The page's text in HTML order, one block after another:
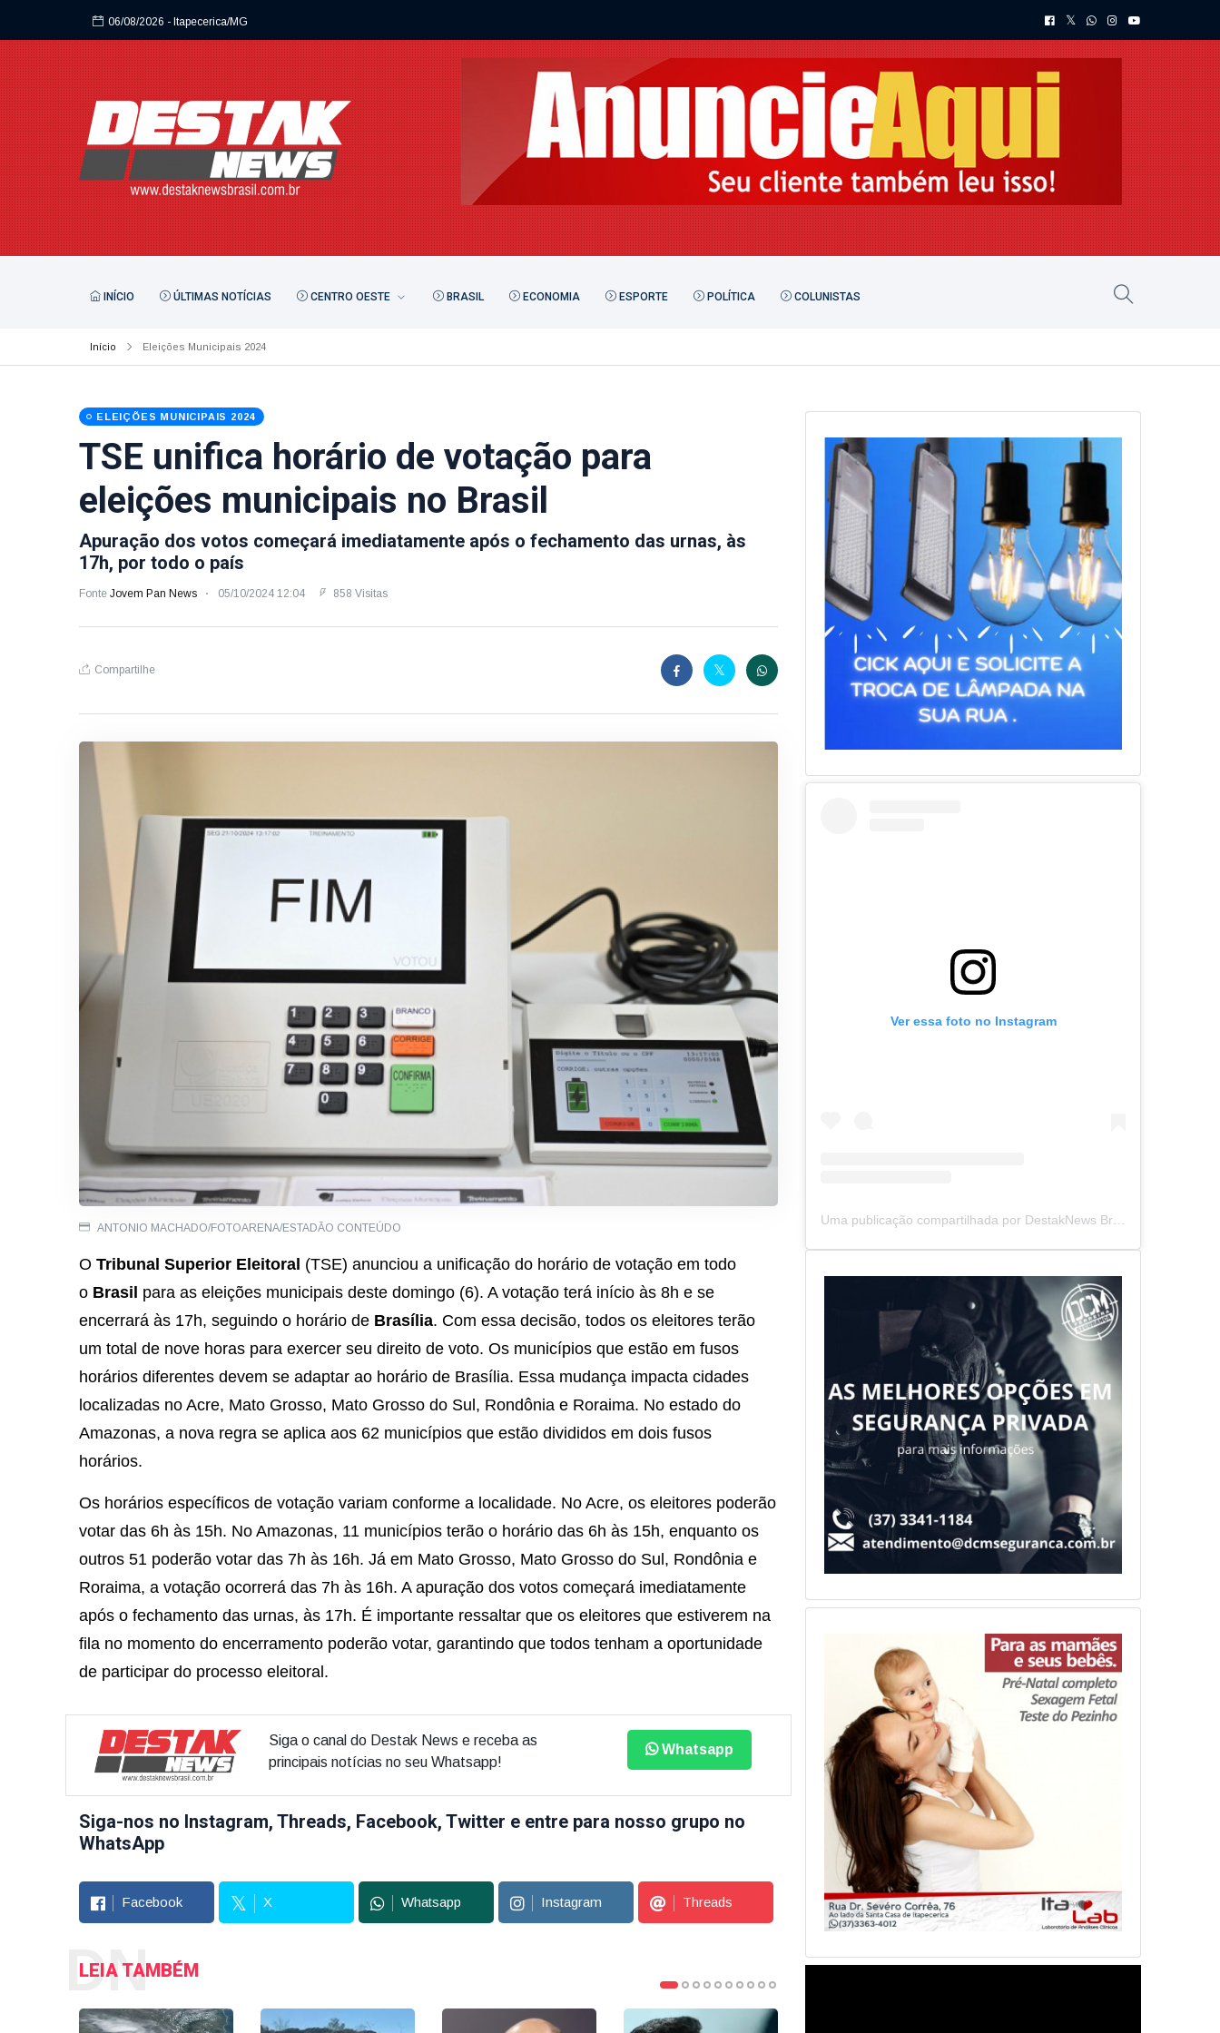
06/08/2026
- Itapecerica/MG
06/08/2026- Itapecerica/MG
INÍCIO ÚLTIMAS NOTÍCIAS CENTRO OESTE BRASIL ECONOMIA ESPORTE POLÍTICA COLUNISTAS
Início Eleições Municipais 2024
ELEIÇÕES MUNICIPAIS 2024
TSE unifica horário de votação para
eleições municipais no Brasil
Apuração dos votos começará imediatamente após o fechamento das urnas, às
17h, por todo o país
Fonte Jovem Pan News 05/10/2024 12:04 858 Visitas
Compartilhe
ANTONIO MACHADO/FOTOARENA/ESTADÃO CONTEÚDO
O Tribunal Superior Eleitoral (TSE) anunciou a unificação do horário de votação em todo
o Brasil para as eleições municipais deste domingo (6). A votação terá início às 8h e se
encerrará às 17h, seguindo o horário de Brasília. Com essa decisão, todos os eleitores terão
um total de nove horas para exercer seu direito de voto. Os municípios que estão em fusos
horários diferentes devem se adaptar ao horário de Brasília. Essa mudança impacta cidades
localizadas no Acre, Mato Grosso, Mato Grosso do Sul, Rondônia e Roraima. No estado do
Amazonas, a nova regra se aplica aos 62 municípios que estão divididos em dois fusos
horários.
Os horários específicos de votação variam conforme a localidade. No Acre, os eleitores poderão
votar das 6h às 15h. No Amazonas, 11 municípios terão o horário das 6h às 15h, enquanto os
outros 51 poderão votar das 7h às 16h. Já em Mato Grosso, Mato Grosso do Sul, Rondônia e
Roraima, a votação ocorrerá das 7h às 16h. A apuração dos votos começará imediatamente
após o fechamento das urnas, às 17h. É importante ressaltar que os eleitores que estiverem na
fila no momento do encerramento poderão votar, garantindo que todos tenham a oportunidade
de participar do processo eleitoral.
Siga o canal do Destak News e receba as
principais notícias no seu Whatsapp!
Whatsapp
Siga-nos no Instagram, Threads, Facebook, Twitter e entre para nosso grupo no
WhatsApp
Facebook X Whatsapp Instagram Threads
LEIA TAMBÉM
DN
Ver essa foto no Instagram